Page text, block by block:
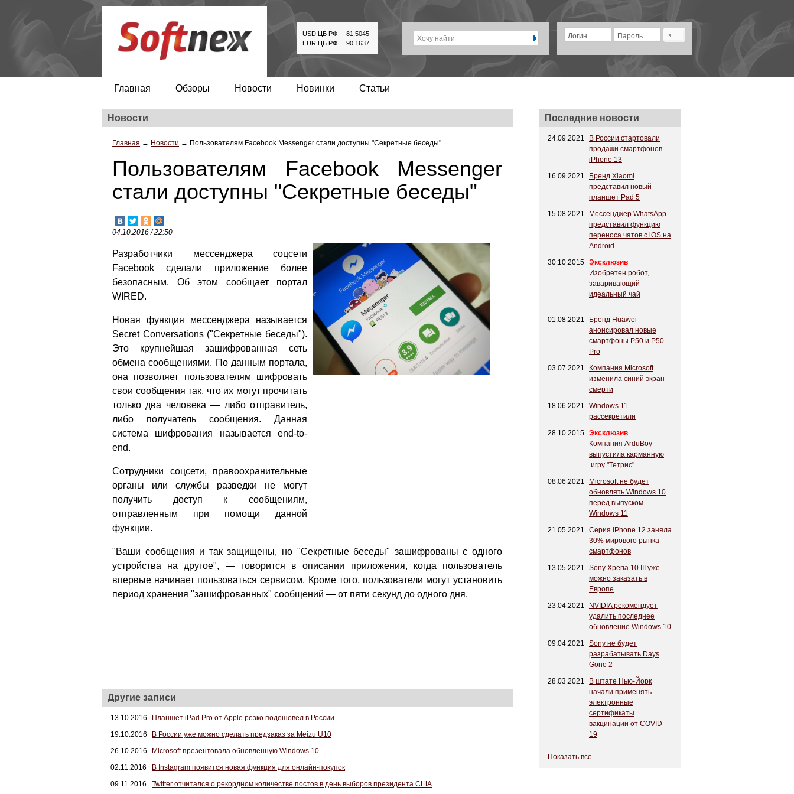
USD ЦБ РФ
81,5045
EUR ЦБ РФ
90,1637
Хочу найти Логин Пароль
Главная Обзоры Новости Новинки Статьи
Новости
Главная → Новости → Пользователям Facebook Messenger стали доступны "Секретные беседы"
Пользователям Facebook Messenger
стали доступны "Секретные беседы"
04.10.2016 / 22:50
Разработчики мессенджера соцсети
Facebook сделали приложение более
безопасным. Об этом сообщает портал
WIRED.
Новая функция мессенджера называется
Secret Conversations ("Секретные беседы").
Это крупнейшая зашифрованная сеть
обмена сообщениями. По данным портала,
она позволяет пользователям шифровать
свои сообщения так, что их могут прочитать
только два человека — либо отправитель,
либо получатель сообщения. Данная
система шифрования называется end-to-
end.
Сотрудники соцсети, правоохранительные
органы или службы разведки не могут
получить доступ к сообщениям,
отправленным при помощи данной
функции.
"Ваши сообщения и так защищены, но "Секретные беседы" зашифрованы с одного
устройства на другое", — говорится в описании приложения, когда пользователь
впервые начинает пользоваться сервисом. Кроме того, пользователи могут установить
период хранения "зашифрованных" сообщений — от пяти секунд до одного дня.
Другие записи
13.10.2016
Планшет iPad Pro от Apple резко подешевел в России
19.10.2016
В России уже можно сделать предзаказ за Meizu U10
26.10.2016
Microsoft презентовала обновленную Windows 10
02.11.2016
В Instagram появится новая функция для онлайн-покупок
09.11.2016
Twitter отчитался о рекордном количестве постов в день выборов президента США
Последние новости
24.09.2021
В России стартовали
продажи смартфонов
iPhone 13
16.09.2021
Бренд Xiaomi
представил новый
планшет Pad 5
15.08.2021
Мессенджер WhatsApp
представил функцию
переноса чатов с iOS на
Android
30.10.2015 Эксклюзив
Изобретен робот,
заваривающий
идеальный чай
01.08.2021
Бренд Huawei
анонсировал новые
смартфоны P50 и P50
Pro
03.07.2021
Компания Microsoft
изменила синий экран
смерти
18.06.2021
Windows 11
рассекретили
28.10.2015 Эксклюзив
Компания ArduBoy
выпустила карманную
игру "Тетрис"
08.06.2021
Microsoft не будет
обновлять Windows 10
перед выпуском
Windows 11
21.05.2021
Серия iPhone 12 заняла
30% мирового рынка
смартфонов
13.05.2021
Sony Xperia 10 III уже
можно заказать в
Европе
23.04.2021
NVIDIA рекомендует
удалить последнее
обновление Windows 10
09.04.2021
Sony не будет
разрабатывать Days
Gone 2
28.03.2021
В штате Нью-Йорк
начали применять
электронные
сертификаты
вакцинации от COVID-
19
Показать все